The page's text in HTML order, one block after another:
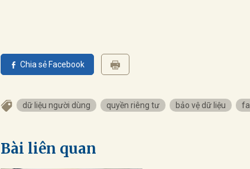
Chia sẻ Facebook
dữ liệu người dùng quyền riêng tư bảo vệ dữ liệu
Bài liên quan